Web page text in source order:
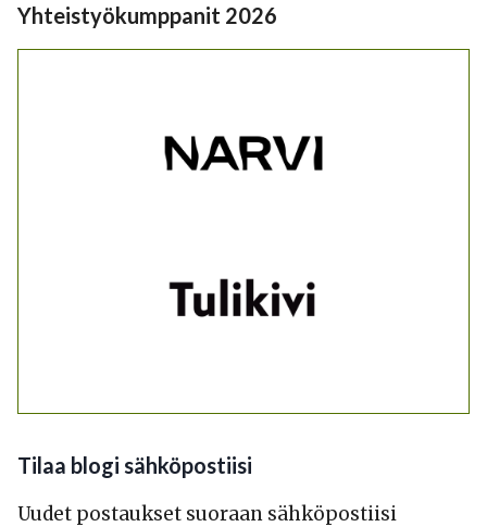
Yhteistyökumppanit 2026
Tilaa blogi sähköpostiisi
Uudet postaukset suoraan sähköpostiisi